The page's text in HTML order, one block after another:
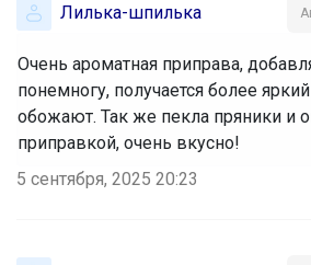
Лилька-шпилька
Очень ароматная приправа,
понемногу, получается более
обожают. Так же пекла пряники и
приправкой, очень вкусно!
5 сентября, 2025 20:23